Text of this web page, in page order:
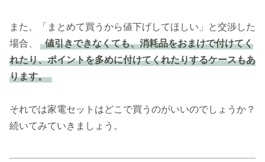
また、「まとめて買うから値下げしてほしい」と交渉した
場合、
値引きできなくても、消耗品をおまけで付けてく
れたり、ポイントを多めに付けてくれたりするケースもあ
ります。
それでは家電セットはどこで買うのがいいのでしょうか？
続いてみていきましょう。